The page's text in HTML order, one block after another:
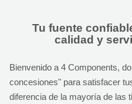
Tu fuente
calidad y
Bienvenido a 4 Components,
concesiones" para satisfacer
diferencia de la mayoría de las